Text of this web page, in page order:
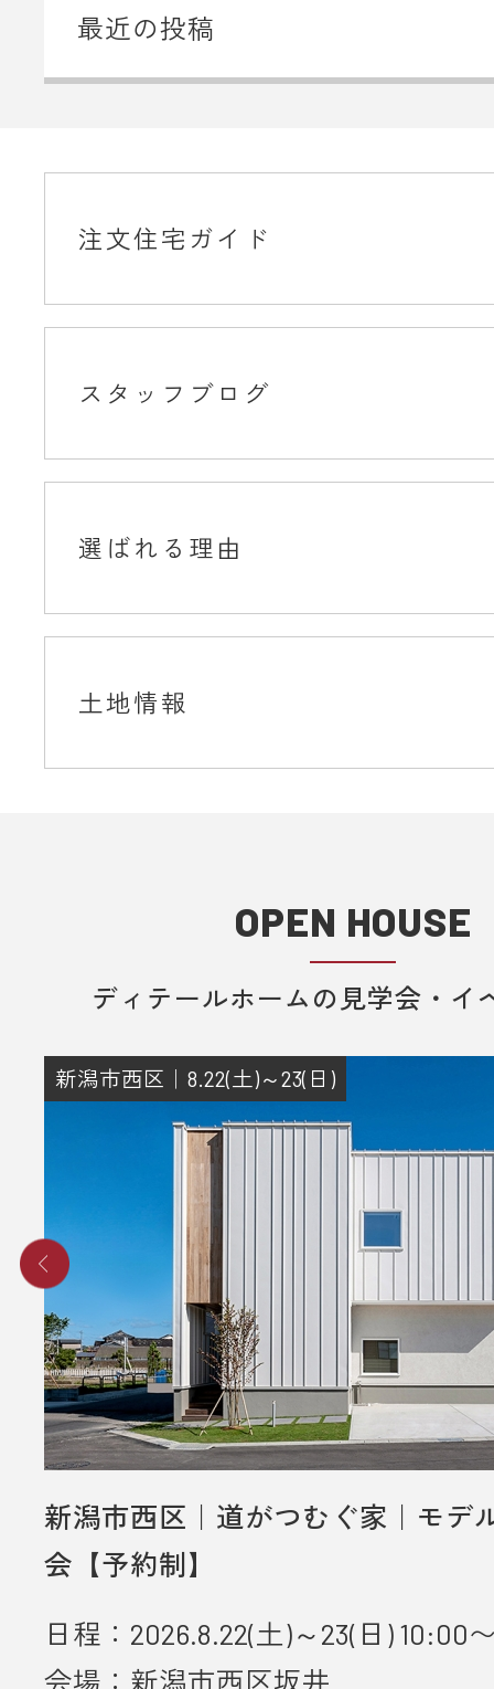
最近の投稿
注文住宅ガイド
スタッフブログ
選ばれる理由
土地情報
OPEN HOUSE
ディテールホームの見学会・イ
新潟市西区｜8.22(土)～23(日)
新潟市西区｜道がつむぐ家｜モデ
会【予約制】
日程：2026.8.22(土)～23(日) 10:00
会場：新潟市西区坂井